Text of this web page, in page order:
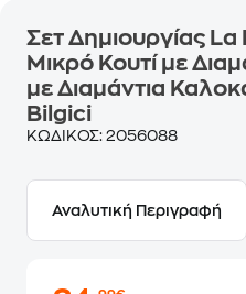
Σετ Δημιουργίας
Μικρό Κουτί με
με Διαμάντια
Bilgici
ΚΩΔΙΚΟΣ: 2056088
Αναλυτική Περιγραφή